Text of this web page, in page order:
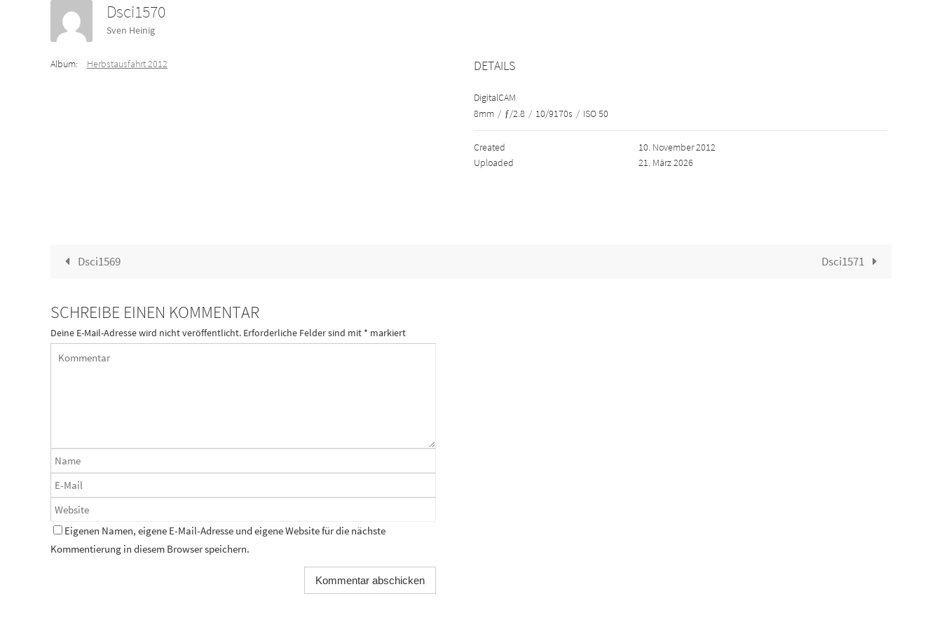
Dsci1570
Sven Heinig
Album: Herbstausfahrt 2012 DETAILS
DigitalCAM
8mm / ƒ/2.8 / 10/9170s / ISO 50
Created
10. November 2012
Uploaded
21. März 2026
Dsci1569 Dsci1571
SCHREIBE EINEN KOMMENTAR
Deine E-Mail-Adresse wird nicht veröffentlicht. Erforderliche Felder sind mit * markiert
Eigenen Namen, eigene E-Mail-Adresse und eigene Website für die nächste
Kommentierung in diesem Browser speichern.